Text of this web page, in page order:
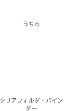
うちわ
クリアフォルダ・バイン
ダー